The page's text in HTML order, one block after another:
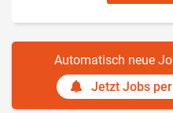
Automatisch neue
Jetzt Jobs